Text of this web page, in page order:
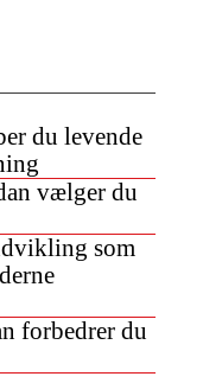
du levende
vælger du
som
forbedrer du